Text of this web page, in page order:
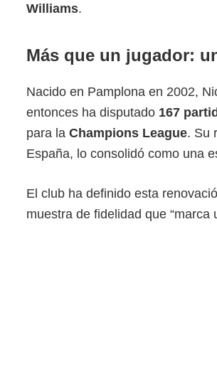
Williams.
Más que un jugador:
Nacido en Pamplona en 2002,
entonces ha disputado 167
para la Champions League. Su
España, lo consolidó como una
El club ha definido esta
muestra de fidelidad que “marca